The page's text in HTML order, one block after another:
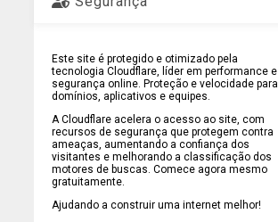
Este site é protegido e otimizado pela
tecnologia Cloudflare, líder em performance e
segurança online. Proteção e velocidade para
domínios, aplicativos e equipes.
A Cloudflare acelera o acesso ao site, com
recursos de segurança que protegem contra
ameaças, aumentando a confiança dos
visitantes e melhorando a classificação dos
motores de buscas. Comece agora mesmo
gratuitamente.
Ajudando a construir uma internet melhor!